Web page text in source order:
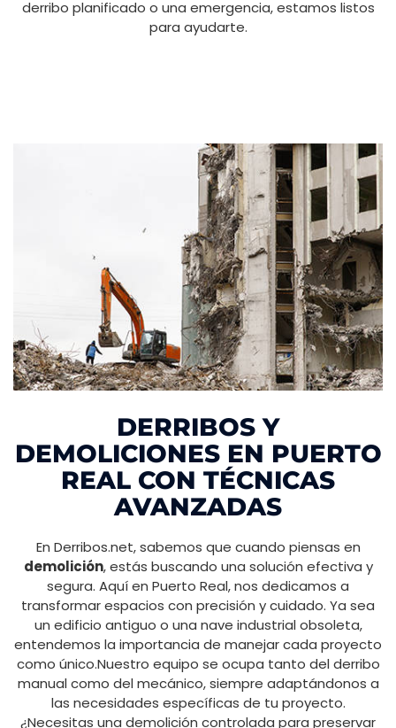
derribo planificado o una emergencia, estamos listos
para ayudarte.
DERRIBOS Y
DEMOLICIONES EN PUERTO
REAL CON TÉCNICAS
AVANZADAS
En Derribos.net, sabemos que cuando piensas en
demolición, estás buscando una solución efectiva y
segura. Aquí en Puerto Real, nos dedicamos a
transformar espacios con precisión y cuidado. Ya sea
un edificio antiguo o una nave industrial obsoleta,
entendemos la importancia de manejar cada proyecto
como único.Nuestro equipo se ocupa tanto del derribo
manual como del mecánico, siempre adaptándonos a
las necesidades específicas de tu proyecto.
¿Necesitas una demolición controlada para preservar